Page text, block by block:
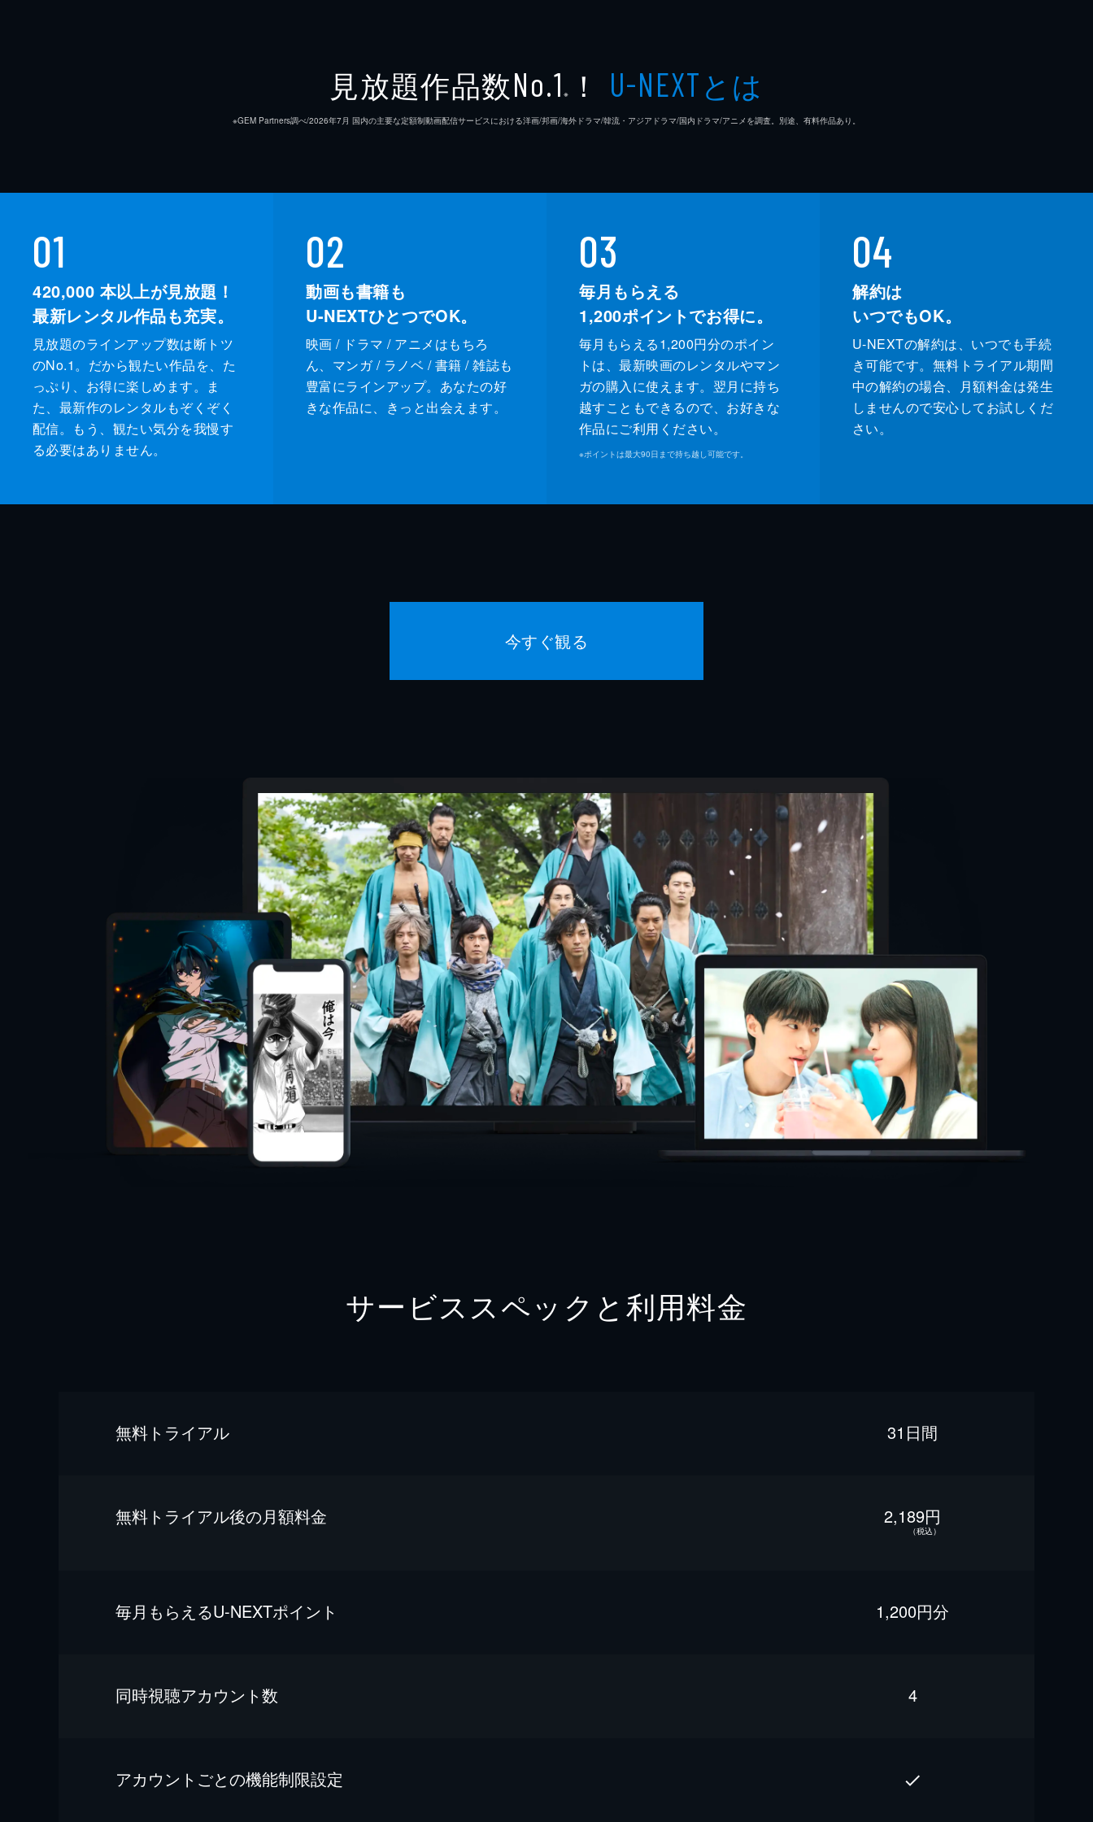
見放題作品数No.1 ※ ！ U-NEXTとは
※GEM Partners調べ/2026年7⽉ 国内の主要な定額制動画配信サービスにおける洋画/邦画/海外ドラマ/韓流・アジアドラマ/国内ドラマ/アニメを調査。別途、有料作品あり。
01
420,000 本以上が見放題！
最新レンタル作品も充実。
見放題のラインアップ数は断トツ
のNo.1。だから観たい作品を、た
っぷり、お得に楽しめます。ま
た、最新作のレンタルもぞくぞく
配信。もう、観たい気分を我慢す
る必要はありません。
02
動画も書籍も
U-NEXTひとつでOK。
映画 / ドラマ / アニメはもちろ
ん、マンガ / ラノベ / 書籍 / 雑誌も
豊富にラインアップ。あなたの好
きな作品に、きっと出会えます。
03
毎月もらえる
1,200ポイントでお得に。
毎月もらえる1,200円分のポイン
トは、最新映画のレンタルやマン
ガの購入に使えます。翌月に持ち
越すこともできるので、お好きな
作品にご利用ください。
※ポイントは最大90日まで持ち越し可能です。
04
解約は
いつでもOK。
U-NEXTの解約は、いつでも手続
き可能です。無料トライアル期間
中の解約の場合、月額料金は発生
しませんので安心してお試しくだ
さい。
今すぐ観る
サービススペックと利用料金
無料トライアル 31日間
無料トライアル後の⽉額料金 2,189円
（税込）
毎⽉もらえるU-NEXTポイント 1,200円分
同時視聴アカウント数 4
アカウントごとの機能制限設定